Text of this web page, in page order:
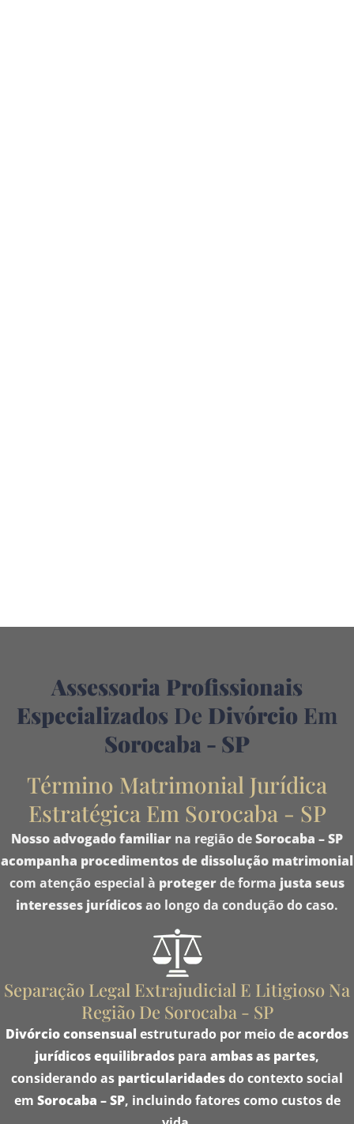
Assessoria Profissionais
Especializados De Divórcio Em
Sorocaba - SP
Término Matrimonial Jurídica
Estratégica Em Sorocaba - SP
Nossoadvogado familiar na região deSorocaba – SP
acompanha procedimentos de dissolução matrimonial
com atenção especial à protegerde forma justa seus
interesses jurídicosao longo da condução do caso.
Separação Legal Extrajudicial E Litigioso Na
Região De Sorocaba - SP
Divórcio consensual estruturado por meio deacordos
jurídicos equilibrados para ambas as partes,
considerando as particularidadesdo contexto social
em Sorocaba – SP, incluindo fatores como custos de